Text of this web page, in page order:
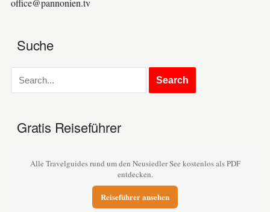
office@pannonien.tv
Suche
Gratis Reiseführer
Alle Travelguides rund um den Neusiedler See kostenlos als PDF
entdecken.
Reiseführer ansehen